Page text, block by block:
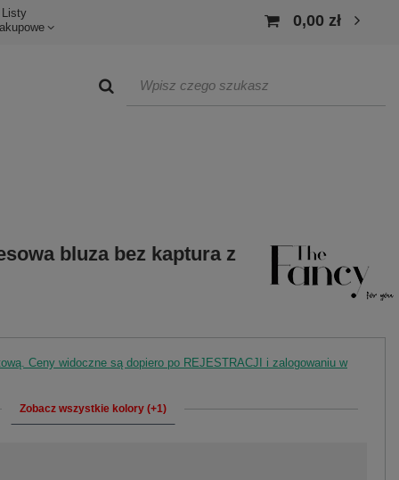
Listy
0,00 zł
bluza bez kaptura z
Ceny widoczne są dopiero po REJESTRACJI i zalogowaniu w
Zobacz wszystkie kolory (+1)